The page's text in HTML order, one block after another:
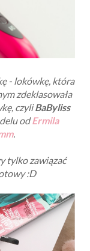
- lokówkę, która
zdeklasowała
czyliBaByliss
odErmila
.
tylko zawiązać
:D